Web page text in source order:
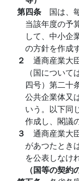
第四条 国は、
当該年度の予
して、中小企
の方針を作成
２ 通商産業大
（国につい
四号）第二十
公共企業体又
いう。以下同
作成し、閣議
３ 通商産業大
があつたとき
を公表しなけ
（国等の契約